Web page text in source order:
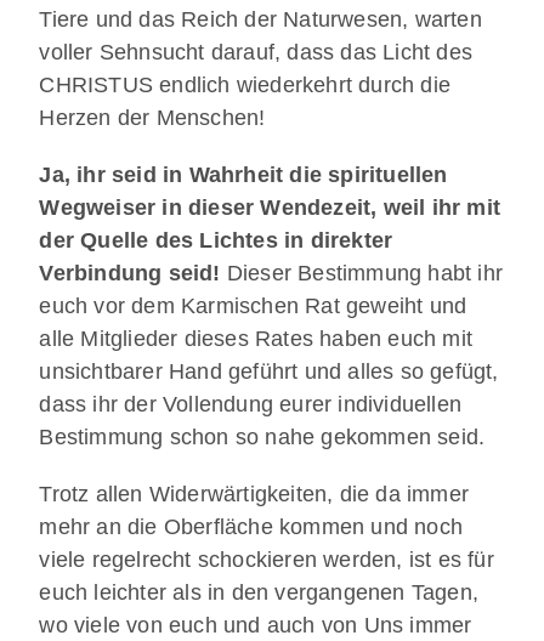
Tiere und das Reich der Naturwesen, warten
voller Sehnsucht darauf, dass das Licht des
CHRISTUS endlich wiederkehrt durch die
Herzen der Menschen!
Ja, ihr seid in Wahrheit die spirituellen
Wegweiser in dieser Wendezeit, weil ihr mit
der Quelle des Lichtes in direkter
Verbindung seid! Dieser Bestimmung habt ihr
euch vor dem Karmischen Rat geweiht und
alle Mitglieder dieses Rates haben euch mit
unsichtbarer Hand geführt und alles so gefügt,
dass ihr der Vollendung eurer individuellen
Bestimmung schon so nahe gekommen seid.
Trotz allen Widerwärtigkeiten, die da immer
mehr an die Oberfläche kommen und noch
viele regelrecht schockieren werden, ist es für
euch leichter als in den vergangenen Tagen,
wo viele von euch und auch von Uns immer